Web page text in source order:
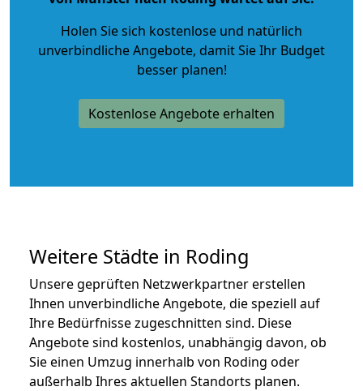
Holen Sie sich kostenlose und natürlich
unverbindliche Angebote, damit Sie Ihr Budget
besser planen!
Kostenlose Angebote erhalten
Weitere Städte in Roding
Unsere geprüften Netzwerkpartner erstellen
Ihnen unverbindliche Angebote, die speziell auf
Ihre Bedürfnisse zugeschnitten sind. Diese
Angebote sind kostenlos, unabhängig davon, ob
Sie einen Umzug innerhalb von Roding oder
außerhalb Ihres aktuellen Standorts planen.